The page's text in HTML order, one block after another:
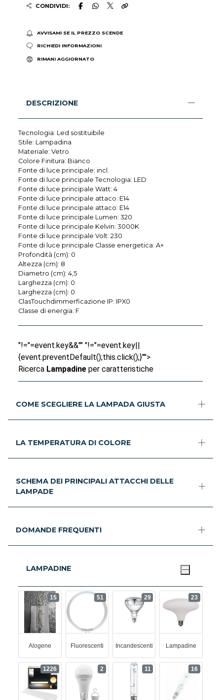
CONDIVIDI:
AVVISAMI SE IL PREZZO SCENDE
RICHIEDI INFORMAZIONI
RIMANI AGGIORNATO
DESCRIZIONE
Tecnologia: Led sostituibile
Stile: Lampadina
Materiale: Vetro
Colore Finitura: Bianco
Fonte di luce principale: incl.
Fonte di luce principale Tecnologia: LED
Fonte di luce principale Watt: 4
Fonte di luce principale attaco: E14
Fonte di luce principale attaco: E14
Fonte di luce principale Lumen: 320
Fonte di luce principale Kelvin: 3000K
Fonte di luce principale Volt: 230
Fonte di luce principale Classe energetica: A+
Profondità (cm): 0
Altezza (cm): 8
Diametro (cm): 4,5
Larghezza (cm): 0
Larghezza (cm): 0
ClasTouchdimmerficazione IP: IPX0
Classe di energia: F
"!="=event.key&&"" "!="=event.key||
{event.preventDefault();this.click();}"">
Ricerca Lampadineper caratteristiche
COME SCEGLIERE LA LAMPADA GIUSTA
LA TEMPERATURA DI COLORE
SCHEMA DEI PRINCIPALI ATTACCHI DELLE
LAMPADE
DOMANDE FREQUENTI
LAMPADINE
Alogene
15
Fluorescenti
51
Incandescenti
29
Lampadine
23
1226 2 11 16